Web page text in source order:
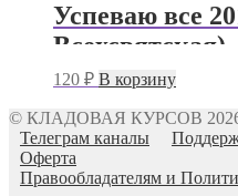
Успеваю все
Всехсвятская)
120 ₽ В корзину
© КЛАДОВАЯ КУРСОВ
Телеграм каналы
Оферта
Правообладателям и